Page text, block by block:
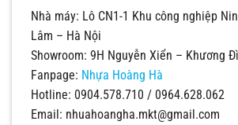
Nhà máy: Lô CN1-1 Khu công nghiệp
Lâm – Hà Nội
Showroom: 9H Nguyễn Xiển – Khương
Fanpage: Nhựa Hoàng Hà
Hotline: 0904.578.710 / 0964.628.062
Email: nhuahoangha.mkt@gmail.com